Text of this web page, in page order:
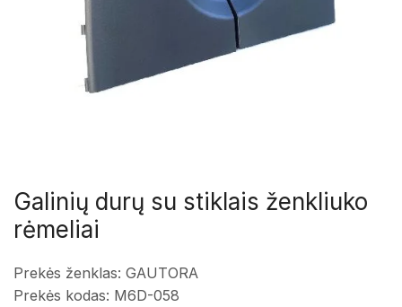
Galinių durų su stiklais ženkliuko
rėmeliai
Prekės ženklas: GAUTORA
Prekės kodas: M6D-058